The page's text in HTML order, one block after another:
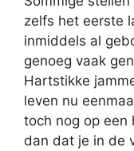
zelfs het eerste
inmiddels al
genoeg vaak
Hartstikke
leven nu
toch nog op een
dan dat je in de